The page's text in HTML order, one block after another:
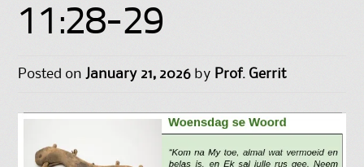
11:28-29
Posted on January 21, 2026 by Prof. Gerrit